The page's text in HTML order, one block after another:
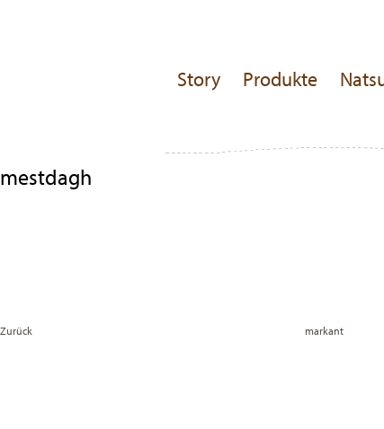
Story Produkte
mestdagh
Zurück
markant